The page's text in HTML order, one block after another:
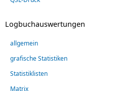
Logbuchauswertungen
allgemein
grafische Statistiken
Statistiklisten
Matrix